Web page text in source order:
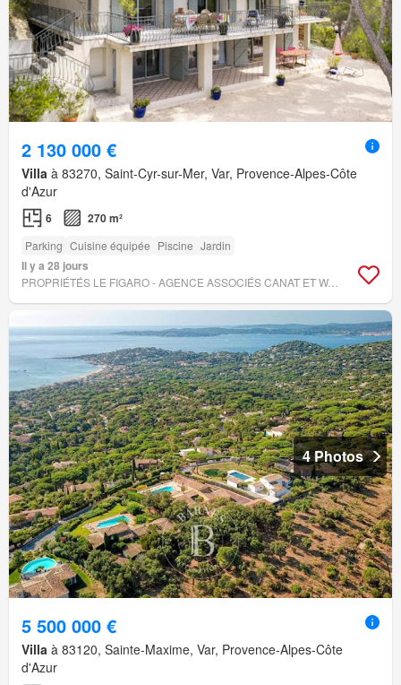
2 130 000 €
Villa à 83270, Saint-Cyr-sur-Mer, Var, Provence-Alpes-Côte
d'Azur
6 270 m²
Parking Cuisine équipée Piscine Jardin
Il y a 28 jours
PROPRIÉTÉS LE FIGARO - AGENCE ASSOCIÉS CANAT ET WARTON
4 Photos
5 500 000 €
Villa à 83120, Sainte-Maxime, Var, Provence-Alpes-Côte
d'Azur